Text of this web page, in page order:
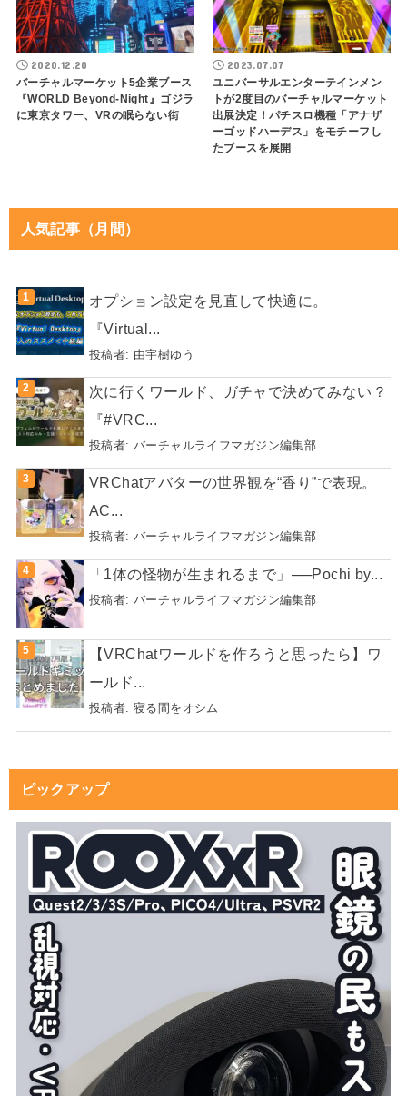
2020.12.20
バーチャルマーケット5企業ブース
『WORLD Beyond-Night』ゴジラ
に東京タワー、VRの眠らない街
2023.07.07
ユニバーサルエンターテインメン
トが2度目のバーチャルマーケット
出展決定！パチスロ機種「アナザ
ーゴッドハーデス」をモチーフし
たブースを展開
人気記事（月間）
オプション設定を見直して快適に。
『Virtual...
投稿者: 由宇樹ゆう
次に行くワールド、ガチャで決めてみない？
『#VRC...
投稿者: バーチャルライフマガジン編集部
VRChatアバターの世界観を“香り”で表現。
AC...
投稿者: バーチャルライフマガジン編集部
「1体の怪物が生まれるまで」──Pochi by...
投稿者: バーチャルライフマガジン編集部
【VRChatワールドを作ろうと思ったら】ワ
ールド...
投稿者: 寝る間をオシム
ピックアップ